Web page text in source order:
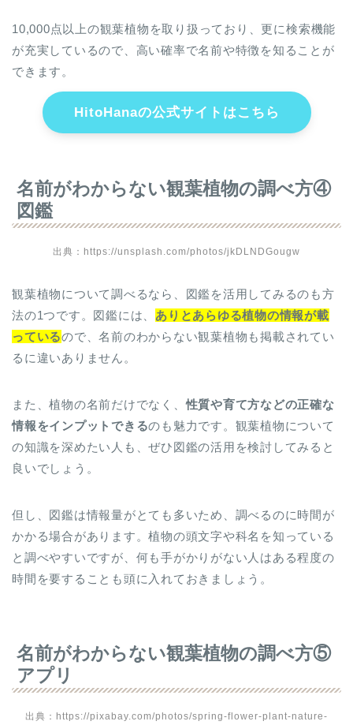
10,000点以上の観葉植物を取り扱っており、更に検索機能
が充実しているので、高い確率で名前や特徴を知ることが
できます。
HitoHanaの公式サイトはこちら
名前がわからない観葉植物の調べ方④
図鑑
出典：https://unsplash.com/photos/jkDLNDGougw
観葉植物について調べるなら、図鑑を活用してみるのも方
法の1つです。図鑑には、 ありとあらゆる植物の情報が載
っているので、名前のわからない観葉植物も掲載されてい
るに違いありません。
また、植物の名前だけでなく、性質や育て方などの正確な
情報をインプットできるのも魅力です。観葉植物について
の知識を深めたい人も、ぜひ図鑑の活用を検討してみると
良いでしょう。
但し、図鑑は情報量がとても多いため、調べるのに時間が
かかる場合があります。植物の頭文字や科名を知っている
と調べやすいですが、何も手がかりがない人はある程度の
時間を要することも頭に入れておきましょう。
名前がわからない観葉植物の調べ方⑤
アプリ
出典：https://pixabay.com/photos/spring-flower-plant-nature-